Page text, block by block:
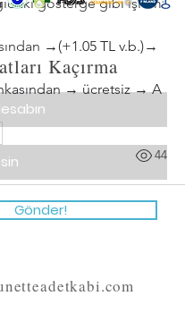
→(+1.05 TL v.b.)→
→ ücretsiz → A
44
Kaçırma
Gönder!